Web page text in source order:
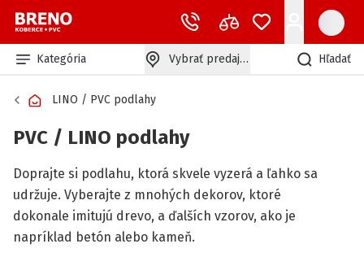
Kategória Vybrať predajňu Hľadať
LINO / PVC podlahy
PVC / LINO podlahy
Doprajte si podlahu, ktorá skvele vyzerá a ľahko sa
udržuje. Vyberajte z mnohých dekorov, ktoré
dokonale imitujú drevo, a ďalších vzorov, ako je
napríklad betón alebo kameň.